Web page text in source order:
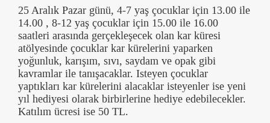
25 Aralık Pazar günü, 4-7 yaş çocuklar için 13.00 ile
14.00 , 8-12 yaş çocuklar için 15.00 ile 16.00
saatleri arasında gerçekleşecek olan kar küresi
atölyesinde çocuklar kar kürelerini yaparken
yoğunluk, karışım, sıvı, saydam ve opak gibi
kavramlar ile tanışacaklar. Isteyen çocuklar
yaptıkları kar kürelerini alacaklar isteyenler ise yeni
yıl hediyesi olarak birbirlerine hediye edebilecekler.
Katılım ücresi ise 50 TL.